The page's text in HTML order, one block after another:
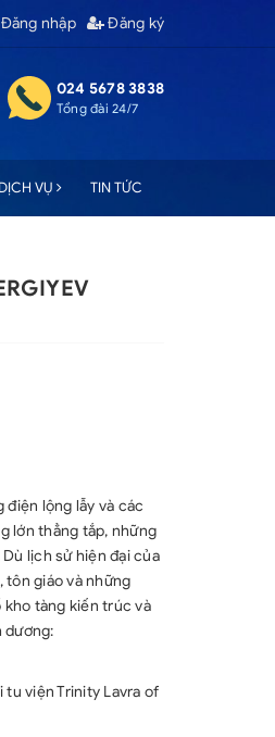
Đăng nhập Đăng ký
024 5678 3838
Tổng đài 24/7
DỊCH VỤ TIN TỨC
lộng lẫy và các
lớn thẳng tắp, những
lịch sử hiện đại của
tôn giáo và những
kho tàng kiến ​​trúc và
dương:
tu viện Trinity Lavra of